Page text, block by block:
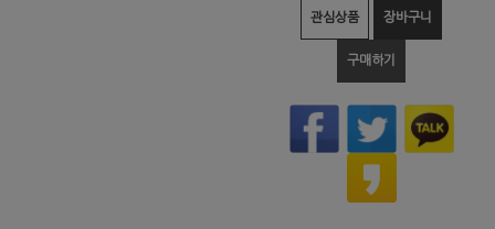
관심상품 장바구니
구매하기